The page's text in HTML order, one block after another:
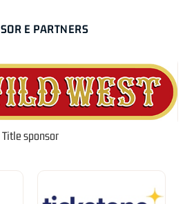
E PARTNERS
Title sponsor